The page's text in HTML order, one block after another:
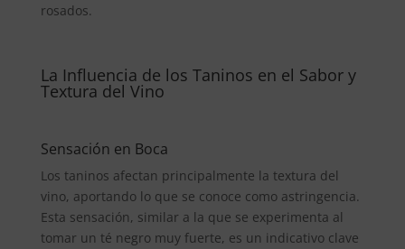
rosados.
La Influencia de los Taninos en el Sabor y
Textura del Vino
Sensación en Boca
Los taninos afectan principalmente la textura del
vino, aportando lo que se conoce como astringencia.
Esta sensación, similar a la que se experimenta al
tomar un té negro muy fuerte, es un indicativo clave